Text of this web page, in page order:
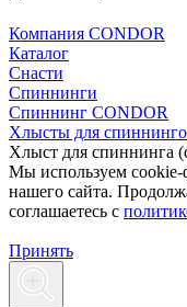
Компания CONDOR
Каталог
Снасти
Спиннинги
Спиннинг CONDOR
Хлысты для
Хлыст для спиннинга
Мы используем cookie-
нашего сайта.
соглашаетесь c
Принять